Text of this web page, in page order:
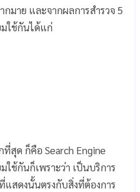
มาย และจากผลการสำรวจ 5
ใช้กันได้แก่
สุด ก็คือ Search Engine
ช้กันก็เพราะว่า เป็นบริการ
แสดงนั้นตรงกับสิ่งที่ต้องการ